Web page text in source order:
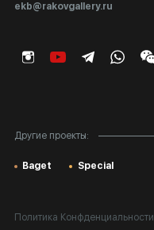
ekb@rakovgallery.ru
Другие проекты:
Baget Special
Подарочные сертификаты
Политика Конфденциальности